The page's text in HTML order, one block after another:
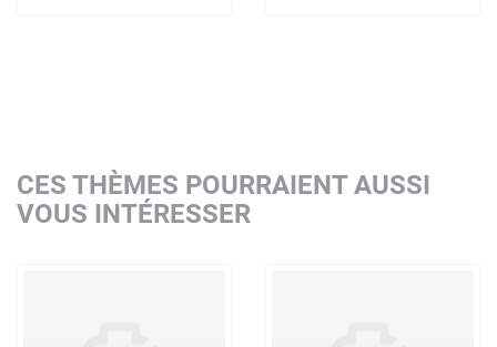
CES THÈMES POURRAIENT AUSSI
VOUS INTÉRESSER